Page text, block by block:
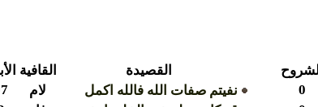
القصيدة القافية
0 نفيتم صفات الله فالله اكمل لام